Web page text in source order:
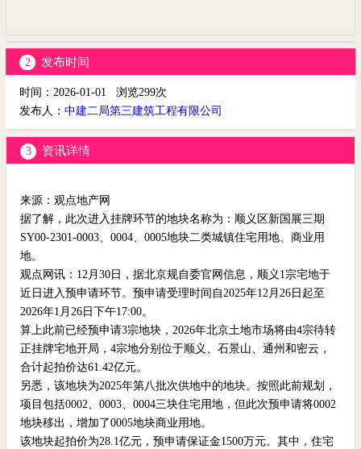
2 发布时间
时间：2026-01-01 浏览299次
发布人：中建二局第三建筑工程有限公司
3 资讯详情
来源：观点地产网
据了解，此次进入挂牌环节的地块名称为：顺义区新国展三期
SY00-2301-0003、0004、0005地块二类城镇住宅用地、商业用
地。
观点网讯：12月30日，据北京规自委官网信息，顺义1宗宅地于
近日进入预申请环节。预申请受理时间自2025年12月26日起至
2026年1月26日下午17:00。
算上此前已经预申请3宗地块，2026年北京土地市场将由4宗待转
正挂牌宅地开局，4宗地分别位于顺义、石景山、通州和密云，
合计起拍价达61.42亿元。
另悉，该地块为2025年第八批次供地中的地块。按照此前规划，
项目包括0002、0003、0004三块住宅用地，但此次预申请将0002
地块移出，增加了0005地块商业用地。
该地块起拍价为28.1亿元，预申请保证金1500万元。其中，住宅